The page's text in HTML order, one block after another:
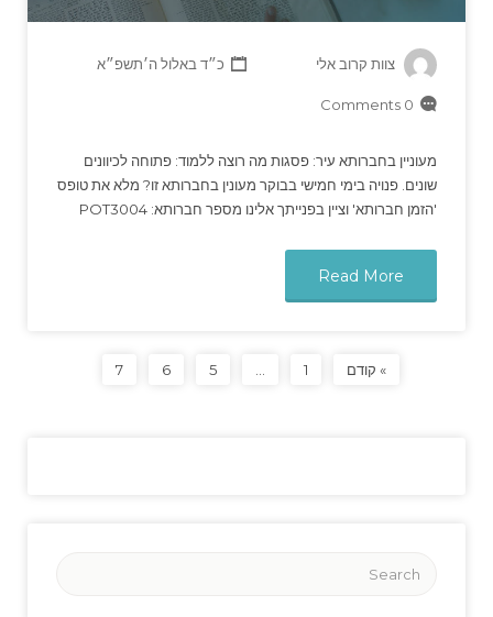
צוות קרוב אלי כ״ד באלול ה׳תשפ״א
0 Comments
מעוניין בחברותא עיר: פסגות מה רוצה ללמוד: פתוחה לכיוונים
שונים. פנויה בימי חמישי בבוקר מעונין בחברותא זו? מלא את טופס
'הזמן חברותא' וציין בפנייתך אלינו מספר חברותא: POT3004
Read More
» קודם 1
5
6
7